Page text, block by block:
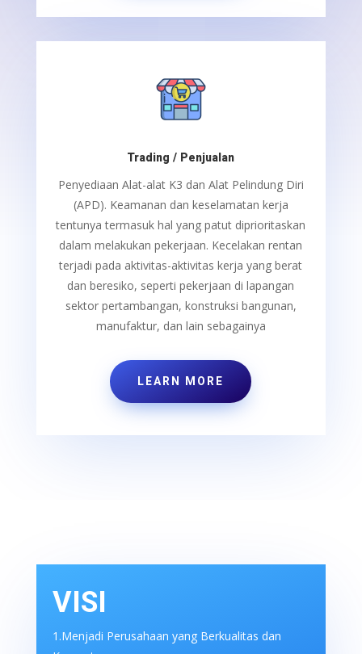
Trading / Penjualan
Penyediaan Alat-alat K3 dan Alat Pelindung Diri
(APD). Keamanan dan keselamatan kerja
tentunya termasuk hal yang patut diprioritaskan
dalam melakukan pekerjaan. Kecelakan rentan
terjadi pada aktivitas-aktivitas kerja yang berat
dan beresiko, seperti pekerjaan di lapangan
sektor pertambangan, konstruksi bangunan,
manufaktur, dan lain sebagainya
LEARN MORE
VISI
1.Menjadi Perusahaan yang Berkualitas dan